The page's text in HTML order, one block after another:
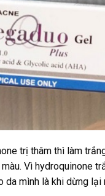
trị thâm thì làm
Vì hydroquinone
da mình là khi dừng